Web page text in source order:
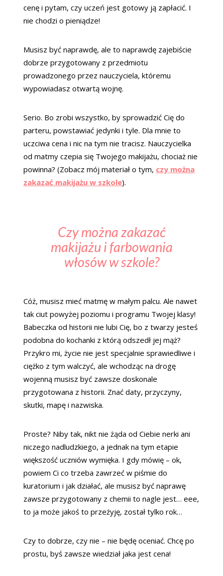
cenę i pytam, czy uczeń jest gotowy ją zapłacić. I
nie chodzi o pieniądze!
Musisz być naprawdę, ale to naprawdę zajebiście
dobrze przygotowany z przedmiotu
prowadzonego przez nauczyciela, któremu
wypowiadasz otwartą wojnę.
Serio. Bo zrobi wszystko, by sprowadzić Cię do
parteru, powstawiać jedynki i tyle. Dla mnie to
uczciwa cena i nic na tym nie tracisz. Nauczycielka
od matmy czepia się Twojego makijażu, chociaż nie
powinna? (Zobacz mój materiał o tym, czy można
zakazać makijażu w szkole).
Czy można zakazać
makijażu i farbowania
włosów w szkole?
Cóż, musisz mieć matmę w małym palcu. Ale nawet
tak ciut powyżej poziomu i programu Twojej klasy!
Babeczka od historii nie lubi Cię, bo z twarzy jesteś
podobna do kochanki z którą odszedł jej mąż?
Przykro mi, życie nie jest specjalnie sprawiedliwe i
ciężko z tym walczyć, ale wchodząc na drogę
wojenną musisz być zawsze doskonale
przygotowana z historii. Znać daty, przyczyny,
skutki, mapę i nazwiska.
Proste? Niby tak, nikt nie żąda od Ciebie nerki ani
niczego nadludzkiego, a jednak na tym etapie
większość uczniów wymięka. I gdy mówię – ok,
powiem Ci co trzeba zawrzeć w piśmie do
kuratorium i jak działać, ale musisz być naprawę
zawsze przygotowany z chemii to nagle jest… eee,
to ja może jakoś to przeżyję, został tylko rok…
Czy to dobrze, czy nie – nie będę oceniać. Chcę po
prostu, byś zawsze wiedział jaka jest cena!